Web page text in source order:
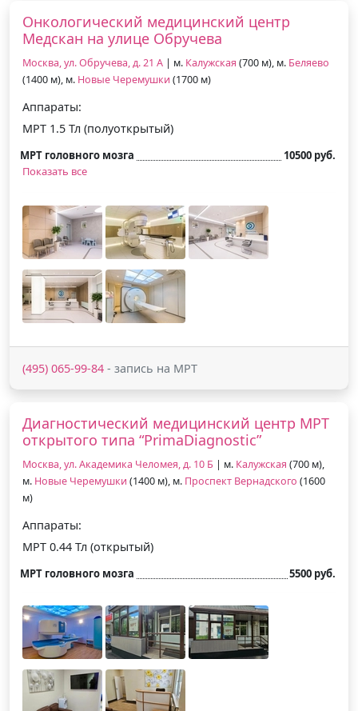
Онкологический медицинский центр
Медскан на улице Обручева
Москва, ул. Обручева, д. 21 А | м. Калужская (700 м), м. Беляево
(1400 м), м. Новые Черемушки (1700 м)
Аппараты:
МРТ 1.5 Тл (полуоткрытый)
МРТ головного мозга
10500 руб.
Показать все
(495) 065-99-84 - запись на МРТ
Диагностический медицинский центр МРТ
открытого типа “PrimaDiagnostic”
Москва, ул. Академика Челомея, д. 10 Б | м. Калужская (700 м),
м. Новые Черемушки (1400 м), м. Проспект Вернадского (1600
м)
Аппараты:
МРТ 0.44 Тл (открытый)
МРТ головного мозга 5500 руб.